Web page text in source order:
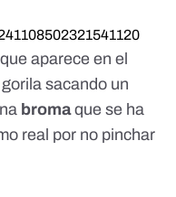
aparece en el
sacando un
bromaque se ha
real por no pinchar